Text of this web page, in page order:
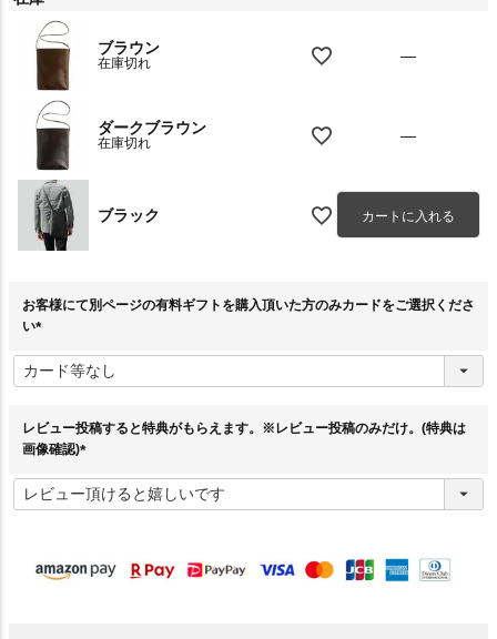
ブラウン
在庫切れ —
ダークブラウン
在庫切れ —
ブラック カートに入れる
お客様にて別ページの有料ギフトを購入頂いた方のみカードをご選択くださ
い
必
須
レビュー投稿すると特典がもらえます。※レビュー投稿のみだけ。(特典は
画像確認)
必
須